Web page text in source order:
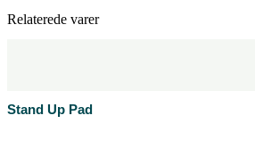
Relaterede varer
Stand Up Pad